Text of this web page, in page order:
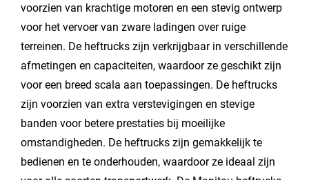
voorzien van krachtige motoren en een stevig ontwerp
voor het vervoer van zware ladingen over ruige
terreinen. De heftrucks zijn verkrijgbaar in verschillende
afmetingen en capaciteiten, waardoor ze geschikt zijn
voor een breed scala aan toepassingen. De heftrucks
zijn voorzien van extra verstevigingen en stevige
banden voor betere prestaties bij moeilijke
omstandigheden. De heftrucks zijn gemakkelijk te
bedienen en te onderhouden, waardoor ze ideaal zijn